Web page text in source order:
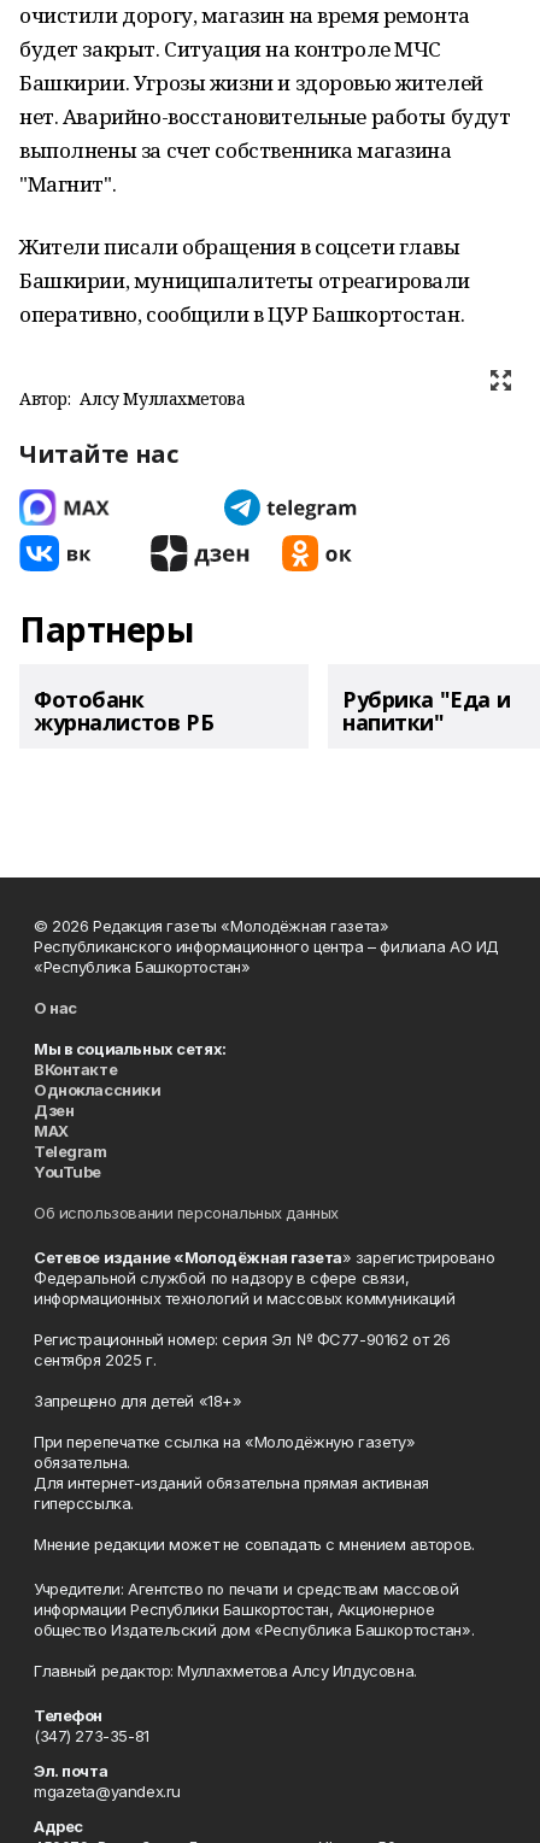
очистили дорогу, магазин на время ремонта
будет закрыт. Ситуация на контроле МЧС
Башкирии. Угрозы жизни и здоровью жителей
нет. Аварийно-восстановительные работы будут
выполнены за счет собственника магазина
"Магнит".
Жители писали обращения в соцсети главы
Башкирии, муниципалитеты отреагировали
оперативно, сообщили в ЦУР Башкортостан.
Автор: Алсу Муллахметова
Читайте нас
Партнеры
Фотобанк
журналистов РБ
Рубрика "Еда и
напитки"
© 2026 Редакция газеты «Молодёжная газета»
Республиканского информационного центра – филиала АО ИД
«Республика Башкортостан»
О нас
Мы в социальных сетях:
ВКонтакте
Одноклассники
Дзен
MAX
Telegram
YouTube
Об использовании персональных данных
Сетевое издание «Молодёжная газета» зарегистрировано
Федеральной службой по надзору в сфере связи,
информационных технологий и массовых коммуникаций
Регистрационный номер: серия Эл № ФС77-90162 от 26
сентября 2025 г.
Запрещено для детей «18+»
При перепечатке ссылка на «Молодёжную газету»
обязательна.
Для интернет-изданий обязательна прямая активная
гиперссылка.
Мнение редакции может не совпадать с мнением авторов.
Учредители: Агентство по печати и средствам массовой
информации Республики Башкортостан, Акционерное
общество Издательский дом «Республика Башкортостан».
Главный редактор: Муллахметова Алсу Илдусовна.
Телефон
(347) 273-35-81
Эл. почта
mgazeta@yandex.ru
Адрес